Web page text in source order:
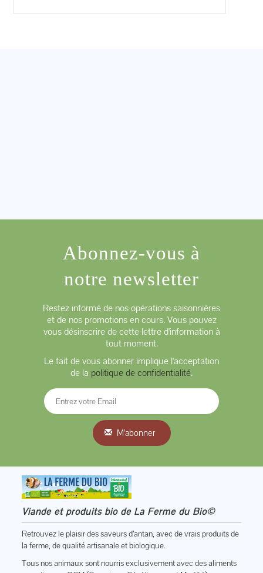
Abonnez-vous à
notre newsletter
Restez informé de nos opérations saisonnières
et de nos promotions en cours. Vous pouvez
vous désinscrire de cette lettre d'information à
tout moment.
Le fait de vous abonner implique l'acceptation
de la politique de confidentialité.
M'abonner
Viande et produits bio de La Ferme du Bio©
Retrouvez le plaisir des saveurs d’antan, avec de vrais produits de
la ferme, de qualité artisanale et biologique.
Tous nos animaux sont nourris exclusivement avec des aliments